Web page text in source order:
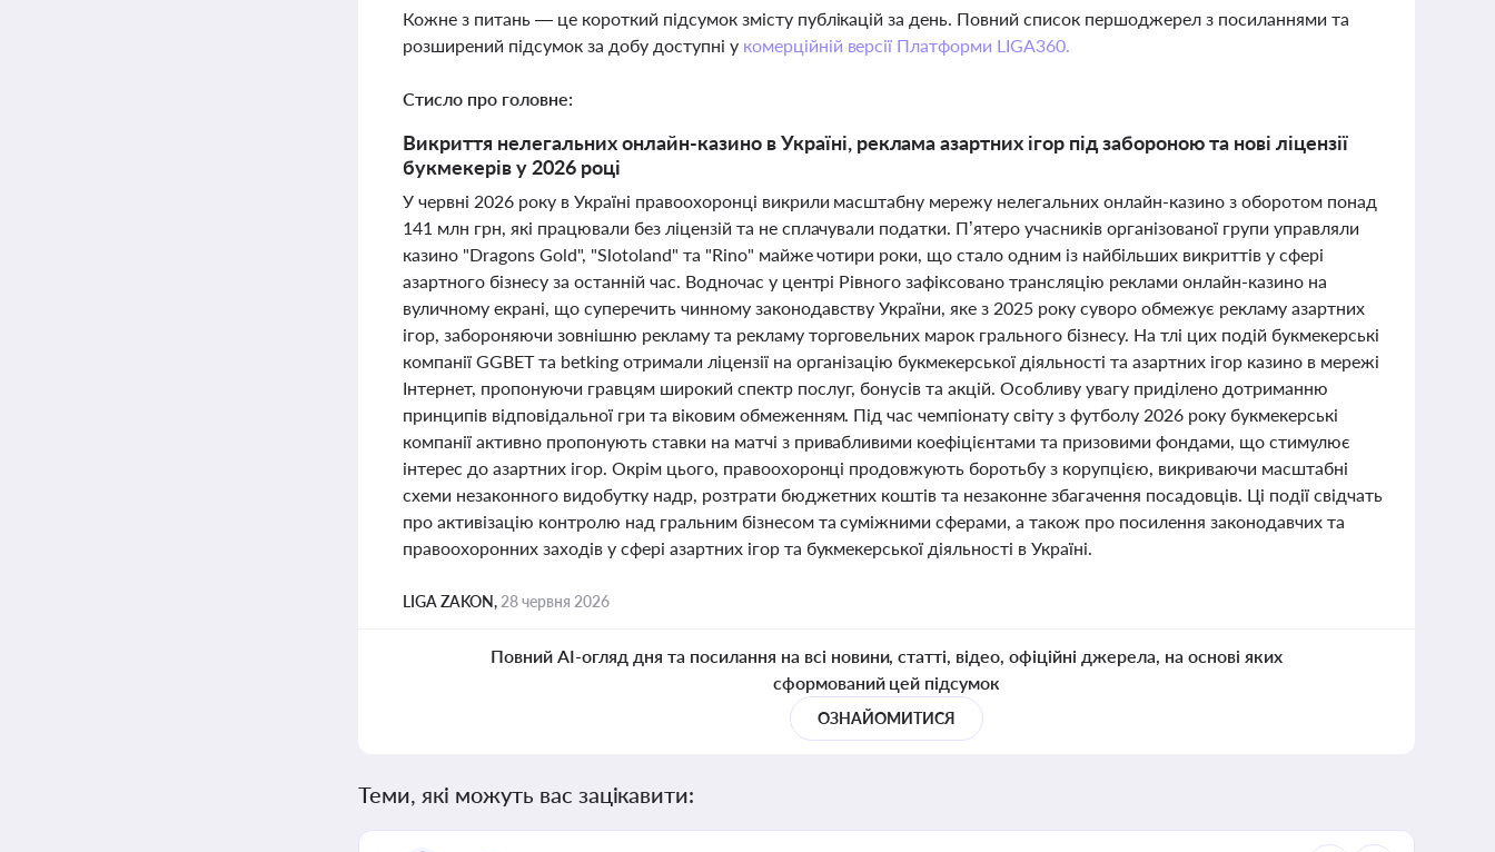
Кожне з питань — це короткий підсумок змісту публікацій за день. Повний список першоджерел з посиланнями та
розширений підсумок за добу доступні у комерційній версії Платформи LIGA360.
Стисло про головне:
Викриття нелегальних онлайн-казино в Україні, реклама азартних ігор під забороною та нові ліцензії
букмекерів у 2026 році
У червні 2026 року в Україні правоохоронці викрили масштабну мережу нелегальних онлайн-казино з оборотом понад
141 млн грн, які працювали без ліцензій та не сплачували податки. П’ятеро учасників організованої групи управляли
казино "Dragons Gold", "Slotoland" та "Rino" майже чотири роки, що стало одним із найбільших викриттів у сфері
азартного бізнесу за останній час. Водночас у центрі Рівного зафіксовано трансляцію реклами онлайн-казино на
вуличному екрані, що суперечить чинному законодавству України, яке з 2025 року суворо обмежує рекламу азартних
ігор, забороняючи зовнішню рекламу та рекламу торговельних марок грального бізнесу. На тлі цих подій букмекерські
компанії GGBET та betking отримали ліцензії на організацію букмекерської діяльності та азартних ігор казино в мережі
Інтернет, пропонуючи гравцям широкий спектр послуг, бонусів та акцій. Особливу увагу приділено дотриманню
принципів відповідальної гри та віковим обмеженням. Під час чемпіонату світу з футболу 2026 року букмекерські
компанії активно пропонують ставки на матчі з привабливими коефіцієнтами та призовими фондами, що стимулює
інтерес до азартних ігор. Окрім цього, правоохоронці продовжують боротьбу з корупцією, викриваючи масштабні
схеми незаконного видобутку надр, розтрати бюджетних коштів та незаконне збагачення посадовців. Ці події свідчать
про активізацію контролю над гральним бізнесом та суміжними сферами, а також про посилення законодавчих та
правоохоронних заходів у сфері азартних ігор та букмекерської діяльності в Україні.
LIGA ZAKON, 28 червня 2026
Повний AI-огляд дня та посилання на всі новини, статті, відео, офіційні джерела, на основі яких
сформований цей підсумок
ОЗНАЙОМИТИСЯ
Теми, які можуть вас зацікавити: